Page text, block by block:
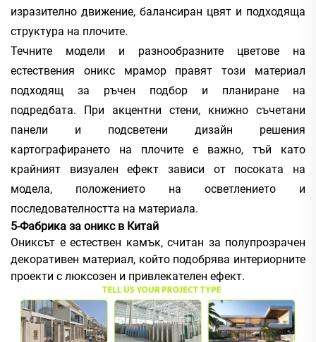
изразително движение, балансиран цвят и подходяща
структура на плочите.
Течните модели и разнообразните цветове на
естествения оникс мрамор правят този материал
подходящ за ръчен подбор и планиране на
подредбата. При акцентни стени, книжно съчетани
панели и подсветени дизайн решения
картографирането на плочите е важно, тъй като
крайният визуален ефект зависи от посоката на
модела, положението на осветлението и
последователността на материала.
5-Фабрика за оникс в Китай
Ониксът е естествен камък, считан за полупрозрачен
декоративен материал, който подобрява интериорните
проекти с люксозен и привлекателен ефект.